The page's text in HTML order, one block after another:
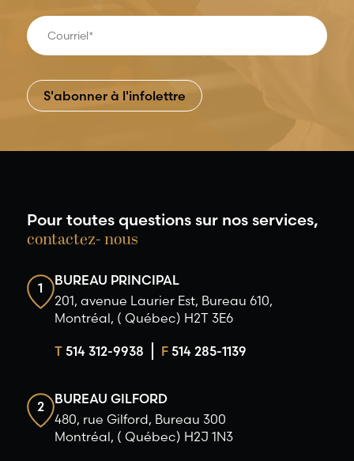
Pour toutes questions sur nos services,
contactez- nous
1
BUREAU PRINCIPAL
201, avenue Laurier Est, Bureau 610,
Montréal, ( Québec) H2T 3E6
T514 312-9938 F514 285-1139
2
BUREAU GILFORD
480, rue Gilford, Bureau 300
Montréal, ( Québec) H2J 1N3